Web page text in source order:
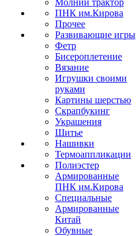
Молнии трактор
ПНК им.Кирова
Прочее
Развивающие игры
Фетр
Бисероплетение
Вязание
Игрушки своими
руками
Картины шерстью
Скрапбукинг
Украшения
Шитье
Нашивки
Термоаппликации
Полиэстер
Армированные
ПНК им.Кирова
Специальные
Армированные
Китай
Обувные